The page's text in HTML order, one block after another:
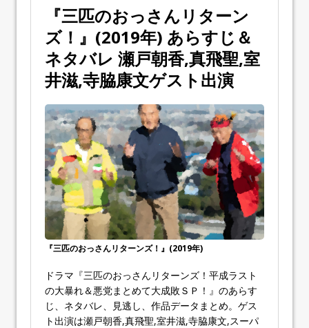
『三匹のおっさんリターン
ズ！』(2019年) あらすじ＆
ネタバレ 瀬戸朝香,真飛聖,室
井滋,寺脇康文ゲスト出演
『三匹のおっさんリターンズ！』(2019年)
ドラマ『三匹のおっさんリターンズ！平成ラスト
の大暴れ＆悪党まとめて大成敗ＳＰ！』のあらす
じ、ネタバレ、見逃し、作品データまとめ。ゲス
ト出演は瀬戸朝香,真飛聖,室井滋,寺脇康文,スーパ